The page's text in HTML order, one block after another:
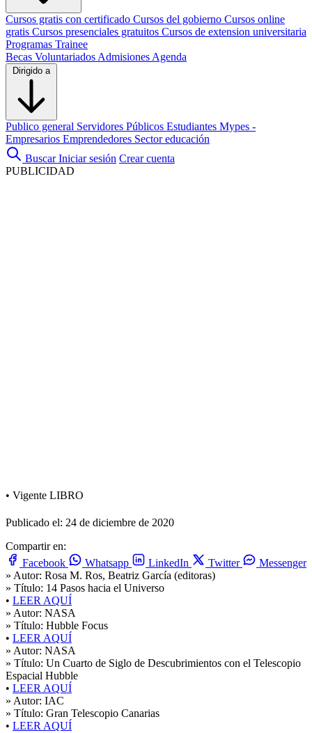
Cursos gratis con certificado Cursos del gobierno Cursos online
gratis Cursos presenciales gratuitos Cursos de extension universitaria
Programas Trainee
Becas Voluntariados Admisiones Agenda
Dirigido a
Publico general Servidores Públicos Estudiantes Mypes -
Empresarios Emprendedores Sector educación
Buscar Iniciar sesión Crear cuenta
PUBLICIDAD
• Vigente LIBRO
Publicado el: 24 de diciembre de 2020
Compartir en:
Facebook
Whatsapp LinkedIn Twitter
Messenger
» Autor: Rosa M. Ros, Beatriz García (editoras)
» Título: 14 Pasos hacia el Universo
• LEER AQUÍ
» Autor: NASA
» Título: Hubble Focus
• LEER AQUÍ
» Autor: NASA
» Título: Un Cuarto de Siglo de Descubrimientos con el Telescopio
Espacial Hubble
• LEER AQUÍ
» Autor: IAC
» Título: Gran Telescopio Canarias
• LEER AQUÍ